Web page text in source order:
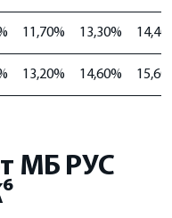
11,70% 13,30%
13,20% 14,60%
МБ РУС